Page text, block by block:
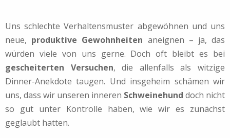
Uns schlechte Verhaltensmuster abgewöhnen und uns
neue, produktive Gewohnheiten aneignen – ja, das
würden viele von uns gerne. Doch oft bleibt es bei
gescheiterten Versuchen, die allenfalls als witzige
Dinner-Anekdote taugen. Und insgeheim schämen wir
uns, dass wir unseren inneren Schweinehund doch nicht
so gut unter Kontrolle haben, wie wir es zunächst
geglaubt hatten.